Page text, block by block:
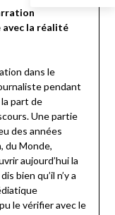
la réalité
dans le
pendant
part de
Une partie
des années
du Monde,
aujourd’hui la
bien qu’il n’y a
le vérifier avec le